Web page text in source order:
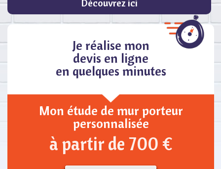
Découvrez ici
Je réalise mon
devis en ligne
en quelques minutes
Mon étude de mur porteur
personnalisée
à partir de 700 €